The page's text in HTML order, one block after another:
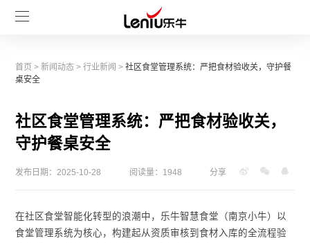
首页 >新闻动态 >行业新闻 >社区食堂管理系统：严把食材验收关，守护餐
桌安全
社区食堂管理系统：严把食材验收关，
守护餐桌安全
发布日期：2025-10-28 阅读量：1948 分享
在社区食堂智能化转型的浪潮中，乐牛智慧食堂（南京小牛）以
食堂管理系统为核心，构建起从资质审核到食材入库的全流程验